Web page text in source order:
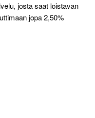
josta saat loistavan
jopa 2,50%